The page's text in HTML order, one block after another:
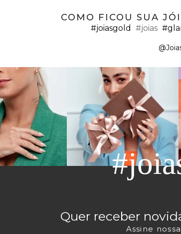
COMO FICOU SUA
#joiasgold #joias
Quer receber
Assine